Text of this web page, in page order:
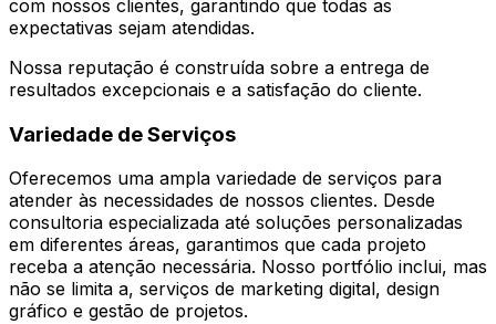
com nossos clientes, garantindo que todas as
expectativas sejam atendidas.
Nossa reputação é construída sobre a entrega de
resultados excepcionais e a satisfação do cliente.
Variedade de Serviços
Oferecemos uma ampla variedade de serviços para
atender às necessidades de nossos clientes. Desde
consultoria especializada até soluções personalizadas
em diferentes áreas, garantimos que cada projeto
receba a atenção necessária. Nosso portfólio inclui, mas
não se limita a, serviços de marketing digital, design
gráfico e gestão de projetos.